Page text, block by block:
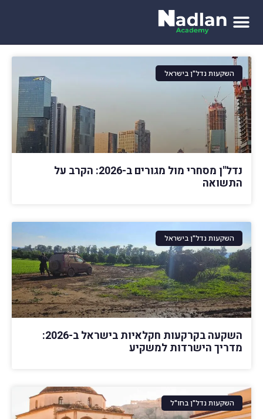
השקעות נדל"ן בישראל
נדל"ן מסחרי מול מגורים ב-2026: הקרב על
התשואה
השקעות נדל"ן בישראל
השקעה בקרקעות חקלאיות בישראל ב-2026:
מדריך הישרדות למשקיע
השקעות נדל"ן בחו"ל